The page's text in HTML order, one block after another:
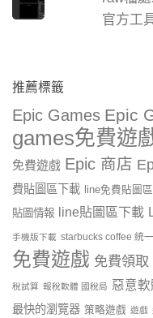
官方工
推薦標籤
Epic Games Epic
games免費遊
免費遊戲 Epic 商店
費貼圖區下載
line免費貼圖
貼圖情報
line貼圖區下載
手機版下載 starbucks coffee 統
免費遊戲 免費領取
稅試算 報稅軟體 國稅局 惡意
最快的瀏覽器 策略遊戲 遊戲